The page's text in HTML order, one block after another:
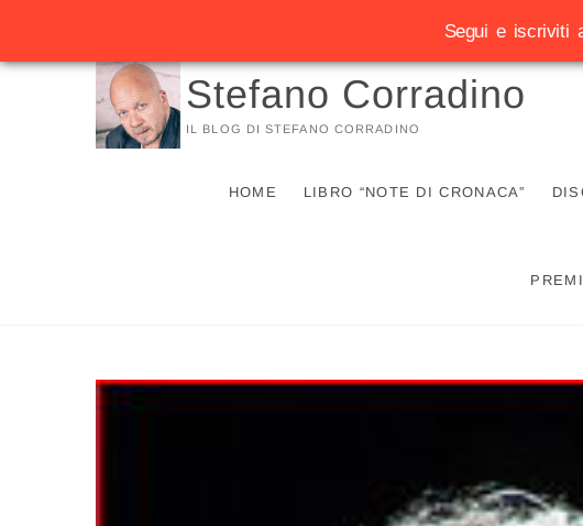
Vai
Stefano Corradino
IL BLOG DI STEFANO CORRADINO
HOME LIBRO “NOTE DI CRONACA”
Segui e iscriviti